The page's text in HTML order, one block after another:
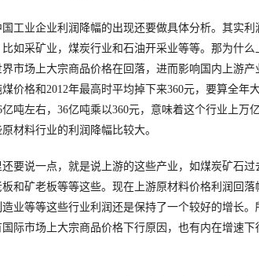
业企业利润降幅的出现还要做具体分析。其实利
如采矿业，煤炭行业和石油开采业等等。那为什么
市场上大宗商品价格在回落，进而影响国内上游产
价格和2012年最高时平均掉下来360元，要算全年
吨左右，36亿吨乘以360元，意味着这个行业上万
材料行业的利润降幅比较大。
说一点，就是说上游的这些产业，如煤炭矿石过
和矿老板等等这些。现在上游原材料价格利润回
业等等这些行业利润还是保持了一个较好的增长
际市场上大宗商品价格下行原因，也有内在增速